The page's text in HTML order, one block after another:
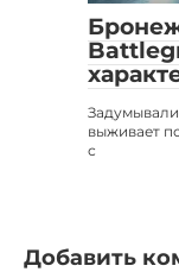
выживает
с
Добавить